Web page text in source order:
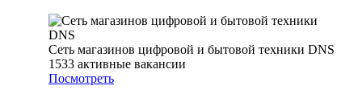
Сеть магазинов цифровой и бытовой техники DNS
1533 активные вакансии
Посмотреть